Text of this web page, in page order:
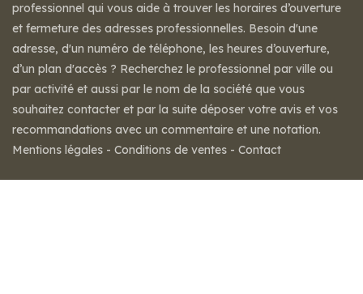
professionnel qui vous aide à trouver les horaires d’ouverture
et fermeture des adresses professionnelles. Besoin d'une
adresse, d'un numéro de téléphone, les heures d’ouverture,
d’un plan d'accès ? Recherchez le professionnel par ville ou
par activité et aussi par le nom de la société que vous
souhaitez contacter et par la suite déposer votre avis et vos
recommandations avec un commentaire et une notation.
Mentions légales - Conditions de ventes - Contact